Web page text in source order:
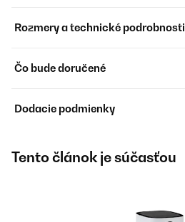
Rozmery a technické podrobnosti
Čo bude doručené
Dodacie podmienky
Tento článok je súčasťou